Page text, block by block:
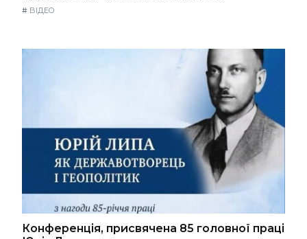
# ВІДЕО
Конференція, присвячена 85 головної праці